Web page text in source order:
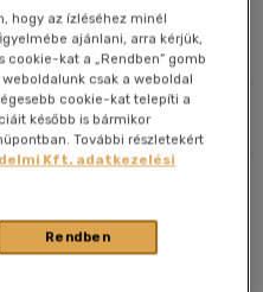
Rendezés
hogy az ízléséhez minél
ajánlani, arra kérjük,
cookie-kat a „Rendben” gomb
csak a weboldal
cookie-kat telepíti a
később is bármikor
További részletekért
Kft. adatkezelési
Rendben